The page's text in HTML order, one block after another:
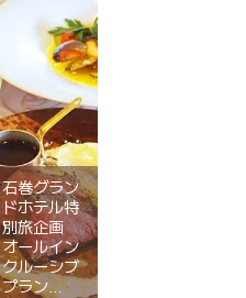
石巻グラン
ドホテル特
別旅企画
オールイン
クルーシブ
プラン